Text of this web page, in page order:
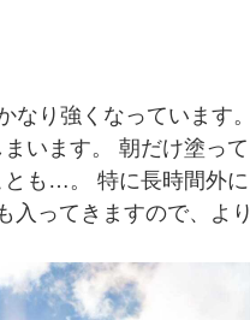
り強くなっています。
います。 朝だけ塗って
とも…。 特に長時間外に
入ってきますので、より